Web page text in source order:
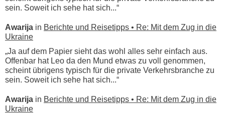
sein. Soweit ich sehe hat sich...“
Awarija in Berichte und Reisetipps • Re: Mit dem Zug in die
Ukraine
„Ja auf dem Papier sieht das wohl alles sehr einfach aus.
Offenbar hat Leo da den Mund etwas zu voll genommen,
scheint übrigens typisch für die private Verkehrsbranche zu
sein. Soweit ich sehe hat sich...“
Awarija in Berichte und Reisetipps • Re: Mit dem Zug in die
Ukraine